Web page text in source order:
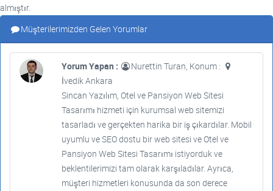
almıştır.
Müşterilerimizden Gelen Yorumlar
Yorum Yapan :
Nurettin Turan, Konum :
İvedik Ankara
Sincan Yazılım, Otel ve Pansiyon Web Sitesi
Tasarımı hizmeti için kurumsal web sitemizi
tasarladı ve gerçekten harika bir iş çıkardılar. Mobil
uyumlu ve SEO dostu bir web sitesi ve Otel ve
Pansiyon Web Sitesi Tasarımı istiyorduk ve
beklentilerimizi tam olarak karşıladılar. Ayrıca,
müşteri hizmetleri konusunda da son derece